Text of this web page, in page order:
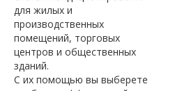
для жилых и
производственных
помещений, торговых
центров и общественных
зданий.
С их помощью вы выберете